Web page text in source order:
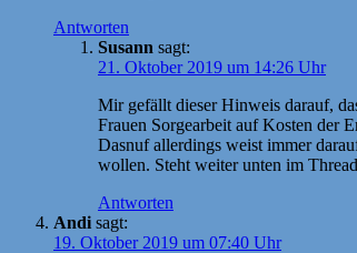
Antworten
Susann sagt:
21. Oktober 2019 um 14:26 Uhr
Mir gefällt dieser Hinweis darauf,
Frauen Sorgearbeit auf Kosten der
Dasnuf allerdings weist immer
wollen. Steht weiter unten im
Antworten
Andi sagt:
19. Oktober 2019 um 07:40 Uhr